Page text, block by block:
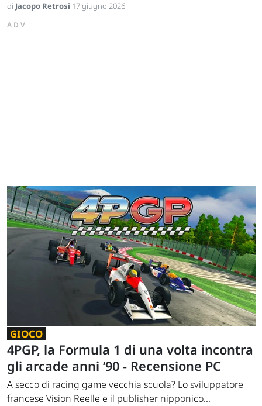
di Jacopo Retrosi 17 giugno 2026
ADV
GIOCO
4PGP, la Formula 1 di una volta incontra
gli arcade anni ‘90 - Recensione PC
A secco di racing game vecchia scuola? Lo sviluppatore
francese Vision Reelle e il publisher nipponico...